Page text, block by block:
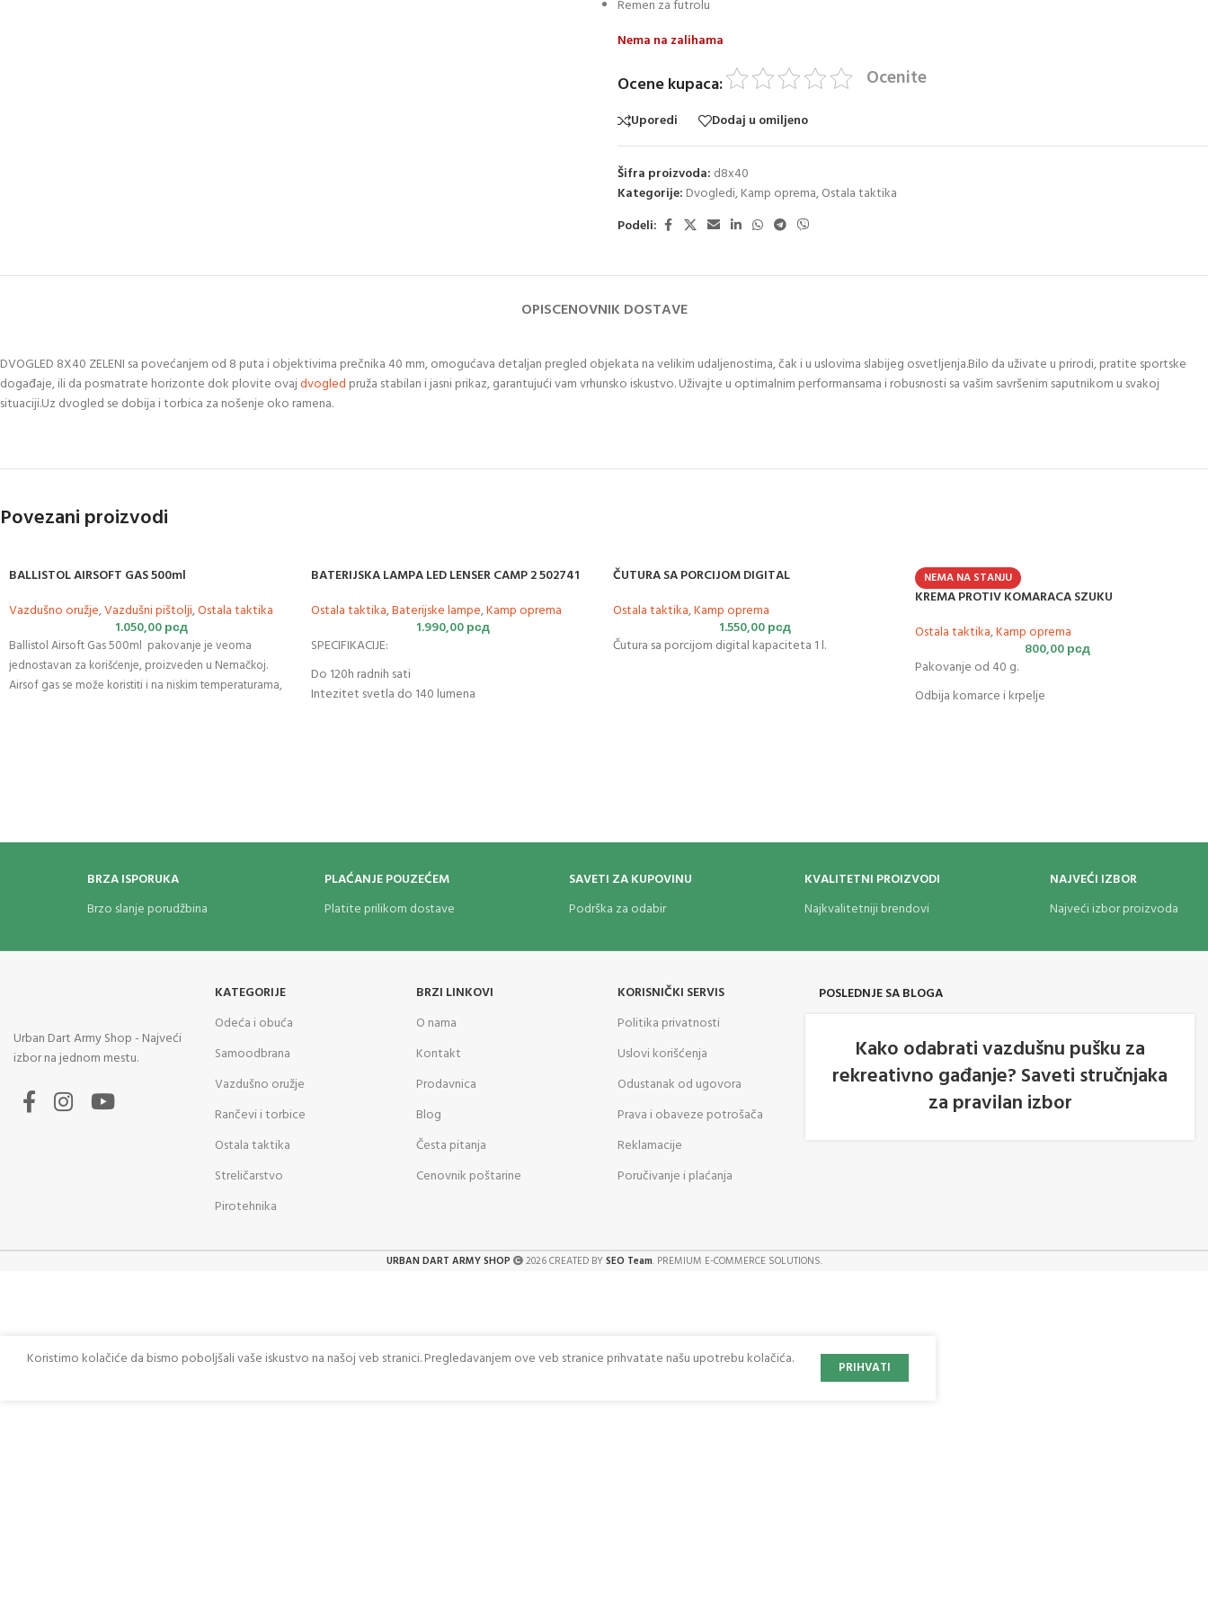
Remen za futrolu
Nema na zalihama
Ocene kupaca: Ocenite
Uporedi Dodaj u omiljeno
Šifra proizvoda: d8x40
Kategorije: Dvogledi,Kamp oprema,Ostala taktika
Podeli:
OPISCENOVNIK DOSTAVE
DVOGLED 8X40 ZELENI sa povećanjem od 8 puta i objektivima prečnika 40 mm, omogućava detaljan pregled objekata na velikim udaljenostima, čak i u uslovima slabijeg osvetljenja.Bilo da uživate u prirodi, pratite sportske
događaje, ili da posmatrate horizonte dok plovite ovajdvogled pruža stabilan i jasni prikaz, garantujući vam vrhunsko iskustvo. Uživajte u optimalnim performansama i robusnosti sa vašim savršenim saputnikom u svakoj
situaciji.Uz dvogled se dobija i torbica za nošenje oko ramena.
Povezani proizvodi
BALLISTOL AIRSOFT GAS 500ml
Vazdušno oružje,Vazdušni pištolji,Ostala taktika
1.050,00рсд
Ballistol Airsoft Gas 500ml pakovanje je veoma
jednostavan za korišćenje, proizveden u Nemačkoj.
Airsof gas se može koristiti i na niskim temperaturama,
BATERIJSKA LAMPA LED LENSER CAMP 2 502741
Ostala taktika,Baterijske lampe,Kamp oprema
1.990,00рсд
SPECIFIKACIJE:
Do 120h radnih sati
Intezitet svetla do 140 lumena
ČUTURA SA PORCIJOM DIGITAL
Ostala taktika,Kamp oprema
1.550,00рсд
Čutura sa porcijom digital kapaciteta 1 l.
NEMA NA STANJU
KREMA PROTIV KOMARACA SZUKU
Ostala taktika,Kamp oprema
800,00рсд
Pakovanje od 40 g.
Odbija komarce i krpelje
BRZA ISPORUKA
Brzo slanje porudžbina
PLAĆANJE POUZEĆEM
Platite prilikom dostave
SAVETI ZA KUPOVINU
Podrška za odabir
KVALITETNI PROIZVODI
Najkvalitetniji brendovi
NAJVEĆI IZBOR
Najveći izbor proizvoda
Urban Dart Army Shop - Najveći
izbor na jednom mestu.
KATEGORIJE
Odeća i obuća
Samoodbrana
Vazdušno oružje
Rančevi i torbice
Ostala taktika
Streličarstvo
Pirotehnika
BRZI LINKOVI
O nama
Kontakt
Prodavnica
Blog
Česta pitanja
Cenovnik poštarine
KORISNIČKI SERVIS
Politika privatnosti
Uslovi korišćenja
Odustanak od ugovora
Prava i obaveze potrošača
Reklamacije
Poručivanje i plaćanja
POSLEDNJE SA BLOGA
Kako odabrati vazdušnu pušku za
rekreativno gađanje? Saveti stručnjaka
za pravilan izbor
URBAN DART ARMY SHOP 2026 CREATED BYSEO Team. PREMIUM E-COMMERCE SOLUTIONS.
Koristimo kolačiće da bismo poboljšali vaše iskustvo na našoj veb stranici. Pregledavanjem ove veb stranice prihvatate našu upotrebu kolačića. PRIHVATI